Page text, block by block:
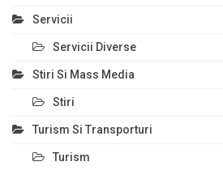
Servicii
Servicii Diverse
Stiri Si Mass Media
Stiri
Turism Si Transporturi
Turism